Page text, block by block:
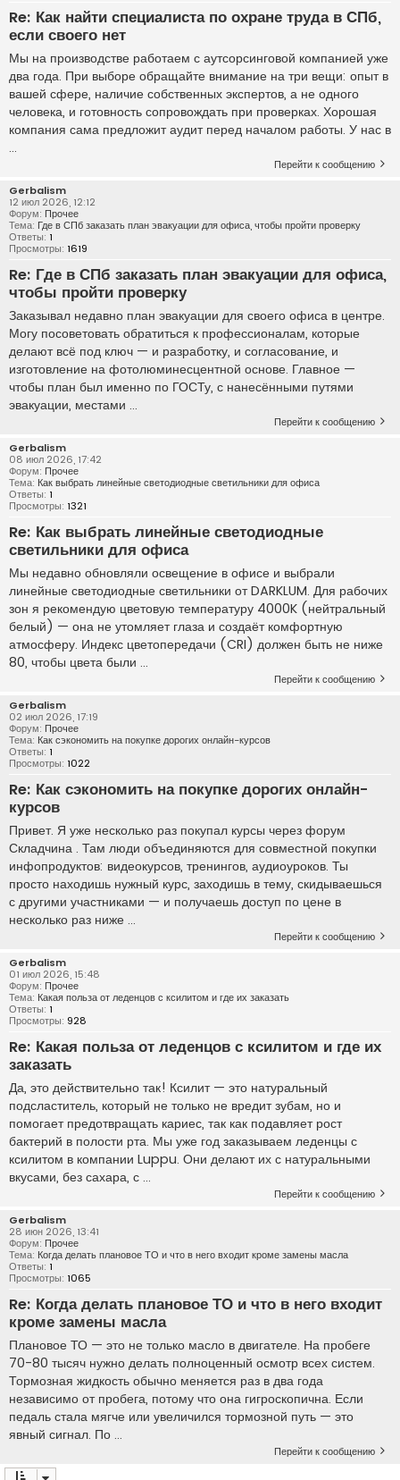
Re: Как найти специалиста по охране труда в СПб,
если своего нет
Мы на производстве работаем с аутсорсинговой компанией уже
два года. При выборе обращайте внимание на три вещи: опыт в
вашей сфере, наличие собственных экспертов, а не одного
человека, и готовность сопровождать при проверках. Хорошая
компания сама предложит аудит перед началом работы. У нас в
...
Перейти к сообщению
Gerbalism
12 июл 2026, 12:12
Форум: Прочее
Тема: Где в СПб заказать план эвакуации для офиса, чтобы пройти проверку
Ответы: 1
Просмотры: 1619
Re: Где в СПб заказать план эвакуации для офиса,
чтобы пройти проверку
Заказывал недавно план эвакуации для своего офиса в центре.
Могу посоветовать обратиться к профессионалам, которые
делают всё под ключ — и разработку, и согласование, и
изготовление на фотолюминесцентной основе. Главное —
чтобы план был именно по ГОСТу, с нанесёнными путями
эвакуации, местами ...
Перейти к сообщению
Gerbalism
08 июл 2026, 17:42
Форум: Прочее
Тема: Как выбрать линейные светодиодные светильники для офиса
Ответы: 1
Просмотры: 1321
Re: Как выбрать линейные светодиодные
светильники для офиса
Мы недавно обновляли освещение в офисе и выбрали
линейные светодиодные светильники от DARKLUM. Для рабочих
зон я рекомендую цветовую температуру 4000K (нейтральный
белый) — она не утомляет глаза и создаёт комфортную
атмосферу. Индекс цветопередачи (CRI) должен быть не ниже
80, чтобы цвета были ...
Перейти к сообщению
Gerbalism
02 июл 2026, 17:19
Форум: Прочее
Тема: Как сэкономить на покупке дорогих онлайн-курсов
Ответы: 1
Просмотры: 1022
Re: Как сэкономить на покупке дорогих онлайн-
курсов
Привет. Я уже несколько раз покупал курсы через форум
Складчина . Там люди объединяются для совместной покупки
инфопродуктов: видеокурсов, тренингов, аудиоуроков. Ты
просто находишь нужный курс, заходишь в тему, скидываешься
с другими участниками — и получаешь доступ по цене в
несколько раз ниже ...
Перейти к сообщению
Gerbalism
01 июл 2026, 15:48
Форум: Прочее
Тема: Какая польза от леденцов с ксилитом и где их заказать
Ответы: 1
Просмотры: 928
Re: Какая польза от леденцов с ксилитом и где их
заказать
Да, это действительно так! Ксилит — это натуральный
подсластитель, который не только не вредит зубам, но и
помогает предотвращать кариес, так как подавляет рост
бактерий в полости рта. Мы уже год заказываем леденцы с
ксилитом в компании Luppu. Они делают их с натуральными
вкусами, без сахара, с ...
Перейти к сообщению
Gerbalism
28 июн 2026, 13:41
Форум: Прочее
Тема: Когда делать плановое ТО и что в него входит кроме замены масла
Ответы: 1
Просмотры: 1065
Re: Когда делать плановое ТО и что в него входит
кроме замены масла
Плановое ТО — это не только масло в двигателе. На пробеге
70-80 тысяч нужно делать полноценный осмотр всех систем.
Тормозная жидкость обычно меняется раз в два года
независимо от пробега, потому что она гигроскопична. Если
педаль стала мягче или увеличился тормозной путь — это
явный сигнал. По ...
Перейти к сообщению